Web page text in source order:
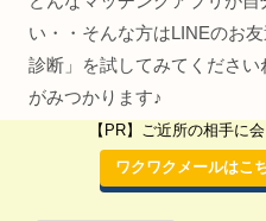
【PR】ご近所の相手に
ワクワクメールはこ
い・・そんな方はLINEのお
診断」を試してみてくださ
がみつかります♪
出会いに関